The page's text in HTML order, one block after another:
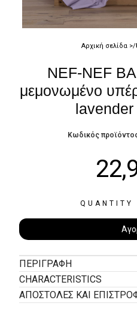
Αρχική σελίδα
NEF-NEF
μεμονωμένο
lavender
Κωδικός
QUANTITY
ΠΕΡΙΓΡΑΦΉ
CHARACTERISTICS
ΑΠΟΣΤΟΛΕΣ ΚΑΙ